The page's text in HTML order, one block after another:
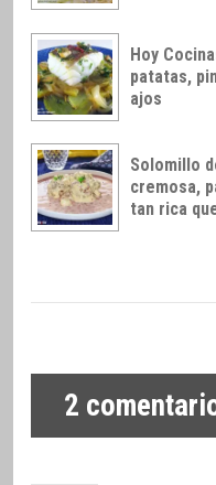
Hoy
patatas,
ajos
Solomillo
cremosa,
tan rica
2